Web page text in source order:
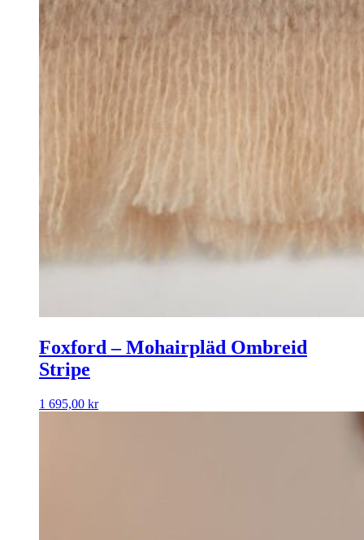
Foxford – Mohairpläd Ombreid
Stripe
1 695,00 kr